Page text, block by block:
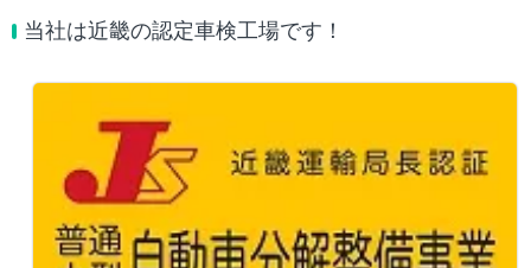
当社は近畿の認定車検工場です！